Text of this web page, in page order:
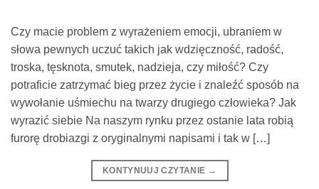
Czy macie problem z wyrażeniem emocji, ubraniem w
słowa pewnych uczuć takich jak wdzięczność, radość,
troska, tęsknota, smutek, nadzieja, czy miłość? Czy
potraficie zatrzymać bieg przez życie i znaleźć sposób na
wywołanie uśmiechu na twarzy drugiego człowieka? Jak
wyrazić siebie Na naszym rynku przez ostanie lata robią
furorę drobiazgi z oryginalnymi napisami i tak w […]
KONTYNUUJ CZYTANIE →